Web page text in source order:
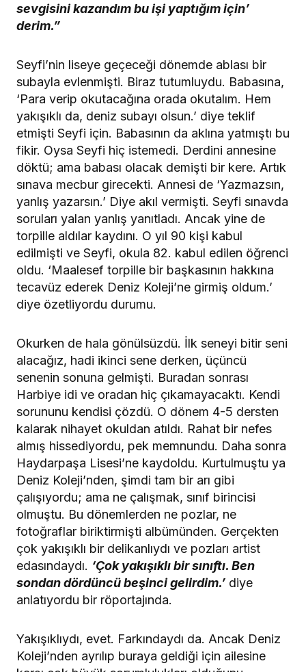
sevgisini kazandım bu işi yaptığım için’
derim.”
Seyfi’nin liseye geçeceği dönemde ablası bir
subayla evlenmişti. Biraz tutumluydu. Babasına,
‘Para verip okutacağına orada okutalım. Hem
yakışıklı da, deniz subayı olsun.’ diye teklif
etmişti Seyfi için. Babasının da aklına yatmıştı bu
fikir. Oysa Seyfi hiç istemedi. Derdini annesine
döktü; ama babası olacak demişti bir kere. Artık
sınava mecbur girecekti. Annesi de ‘Yazmazsın,
yanlış yazarsın.’ Diye akıl vermişti. Seyfi sınavda
soruları yalan yanlış yanıtladı. Ancak yine de
torpille aldılar kaydını. O yıl 90 kişi kabul
edilmişti ve Seyfi, okula 82. kabul edilen öğrenci
oldu. ‘Maalesef torpille bir başkasının hakkına
tecavüz ederek Deniz Koleji’ne girmiş oldum.’
diye özetliyordu durumu.
Okurken de hala gönülsüzdü. İlk seneyi bitir seni
alacağız, hadi ikinci sene derken, üçüncü
senenin sonuna gelmişti. Buradan sonrası
Harbiye idi ve oradan hiç çıkamayacaktı. Kendi
sorununu kendisi çözdü. O dönem 4-5 dersten
kalarak nihayet okuldan atıldı. Rahat bir nefes
almış hissediyordu, pek memnundu. Daha sonra
Haydarpaşa Lisesi’ne kaydoldu. Kurtulmuştu ya
Deniz Koleji’nden, şimdi tam bir arı gibi
çalışıyordu; ama ne çalışmak, sınıf birincisi
olmuştu. Bu dönemlerden ne pozlar, ne
fotoğraflar biriktirmişti albümünden. Gerçekten
çok yakışıklı bir delikanlıydı ve pozları artist
edasındaydı. ‘Çok yakışıklı bir sınıftı. Ben
sondan dördüncü beşinci gelirdim.’ diye
anlatıyordu bir röportajında.
Yakışıklıydı, evet. Farkındaydı da. Ancak Deniz
Koleji’nden ayrılıp buraya geldiği için ailesine